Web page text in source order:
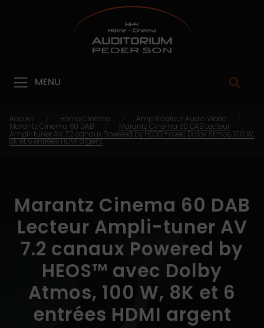
MENU
Accueil / Home Cinéma / Amplificateur Audio Vidéo /
Marantz Cinema 60 DAB / Marantz Cinema 60 DAB Lecteur
Ampli-tuner AV 7.2 canaux Powered by HEOS™ avec Dolby Atmos, 100 W,
8K et 6 entrées HDMI argent
Marantz Cinema 60 DAB
Lecteur Ampli-tuner AV
7.2 canaux Powered by
HEOS™ avec Dolby
Atmos, 100 W, 8K et 6
entrées HDMI argent